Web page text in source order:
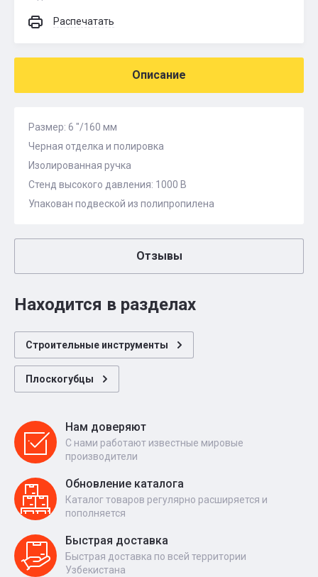
Распечатать
Описание
Размер: 6 "/160 мм
Черная отделка и полировка
Изолированная ручка
Стенд высокого давления: 1000 В
Упакован подвеской из полипропилена
Отзывы
Находится в разделах
Строительные инструменты
Плоскогубцы
Нам доверяют
С нами работают известные мировые
производители
Обновление каталога
Каталог товаров регулярно расширяется и
пополняется
Быстрая доставка
Быстрая доставка по всей территории
Узбекистана